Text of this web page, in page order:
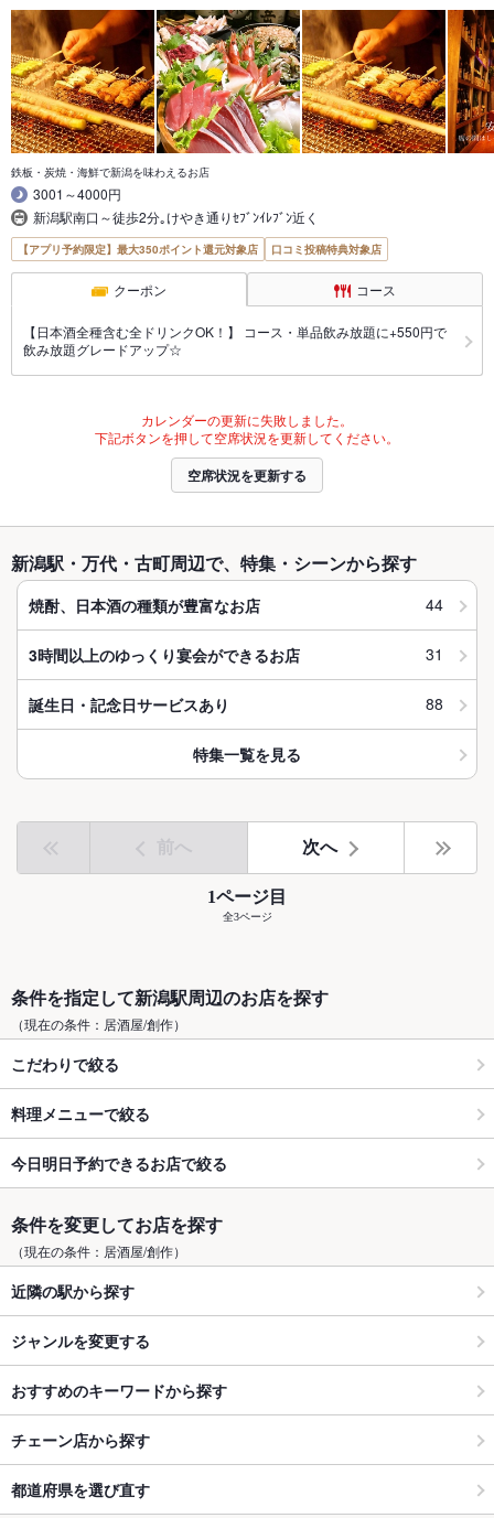
鉄板・炭焼・海鮮で新潟を味わえるお店
3001～4000円
新潟駅南口～徒歩2分｡けやき通りｾﾌﾞﾝｲﾚﾌﾞﾝ近く
【アプリ予約限定】最大350ポイント還元対象店 口コミ投稿特典対象店
クーポン コース
【日本酒全種含む全ドリンクOK！】 コース・単品飲み放題に+550円で
飲み放題グレードアップ☆
カレンダーの更新に失敗しました。
下記ボタンを押して空席状況を更新してください。
空席状況を更新する
新潟駅・万代・古町周辺で、特集・シーンから探す
焼酎、日本酒の種類が豊富なお店 44
3時間以上のゆっくり宴会ができるお店 31
誕生日・記念日サービスあり 88
特集一覧を見る
前へ 次へ
1ページ目
全3ページ
条件を指定して新潟駅周辺のお店を探す
（現在の条件：居酒屋/創作）
こだわりで絞る
料理メニューで絞る
今日明日予約できるお店で絞る
条件を変更してお店を探す
（現在の条件：居酒屋/創作）
近隣の駅から探す
ジャンルを変更する
おすすめのキーワードから探す
チェーン店から探す
都道府県を選び直す